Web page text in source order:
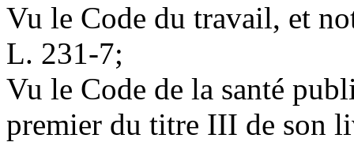
Vu le Code du travail, et
L. 231-7;
Vu le Code de la santé
premier du titre III de son